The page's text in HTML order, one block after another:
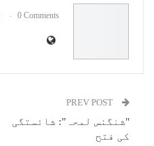
0 Comments
"شنگنس لمحہ”: شائستگی
کی فتح